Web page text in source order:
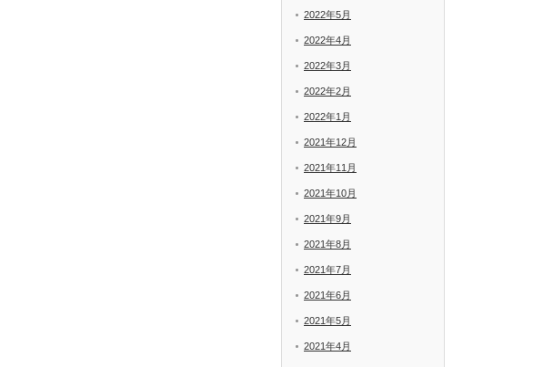
2022年5月
2022年4月
2022年3月
2022年2月
2022年1月
2021年12月
2021年11月
2021年10月
2021年9月
2021年8月
2021年7月
2021年6月
2021年5月
2021年4月